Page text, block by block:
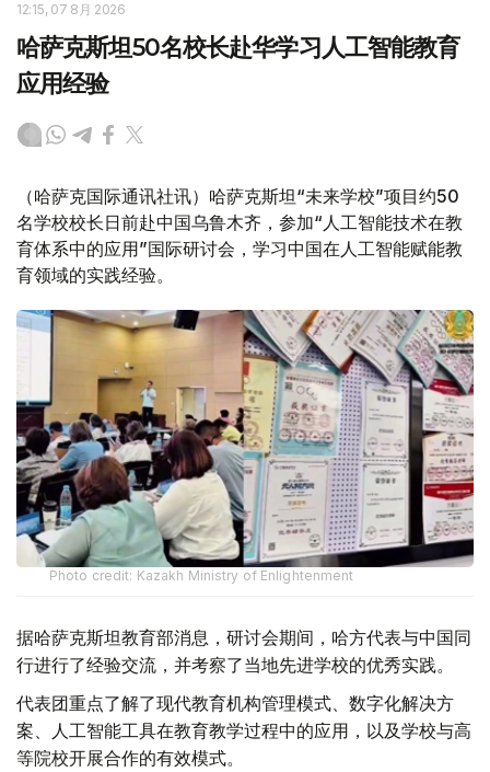
12:15, 07 8月 2026
哈萨克斯坦50名校长赴华学习人工智能教育
应用经验
（哈萨克国际通讯社讯）哈萨克斯坦“未来学校”项目约50
名学校校长日前赴中国乌鲁木齐，参加“人工智能技术在教
育体系中的应用”国际研讨会，学习中国在人工智能赋能教
育领域的实践经验。
Photo credit: Kazakh Ministry of Enlightenment
据哈萨克斯坦教育部消息，研讨会期间，哈方代表与中国同
行进行了经验交流，并考察了当地先进学校的优秀实践。
代表团重点了解了现代教育机构管理模式、数字化解决方
案、人工智能工具在教育教学过程中的应用，以及学校与高
等院校开展合作的有效模式。